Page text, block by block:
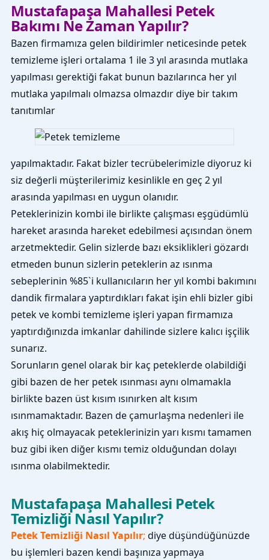
Mustafapaşa Mahallesi Petek
Bakımı Ne Zaman Yapılır?
Bazen firmamıza gelen bildirimler neticesinde petek
temizleme işleri ortalama 1 ile 3 yıl arasında mutlaka
yapılması gerektiği fakat bunun bazılarınca her yıl
mutlaka yapılmalı olmazsa olmazdır diye bir takım
tanıtımlar
yapılmaktadır. Fakat bizler tecrübelerimizle diyoruz ki
siz değerli müşterilerimiz kesinlikle en geç 2 yıl
arasında yapılması en uygun olanıdır.
Peteklerinizin kombi ile birlikte çalışması eşgüdümlü
hareket arasında hareket edebilmesi açısından önem
arzetmektedir. Gelin sizlerde bazı eksiklikleri gözardı
etmeden bunun sizlerin peteklerin az ısınma
sebeplerinin %85`i kullanıcıların her yıl kombi bakımını
dandik firmalara yaptırdıkları fakat işin ehli bizler gibi
petek ve kombi temizleme işleri yapan firmamıza
yaptırdığınızda imkanlar dahilinde sizlere kalıcı işçilik
sunarız.
Sorunların genel olarak bir kaç peteklerde olabildiği
gibi bazen de her petek ısınması aynı olmamakla
birlikte bazen üst kısım ısınırken alt kısım
ısınmamaktadır. Bazen de çamurlaşma nedenleri ile
akış hiç olmayacak peteklerinizin yarı kısmı tamamen
buz gibi iken diğer kısmı temiz olduğundan dolayı
ısınma olabilmektedir.
Mustafapaşa Mahallesi Petek
Temizliği Nasıl Yapılır?
Petek Temizliği Nasıl Yapılır; diye düşündüğünüzde
bu işlemleri bazen kendi başınıza yapmaya